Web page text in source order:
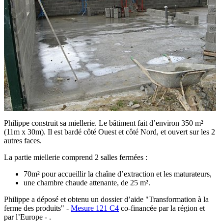
Philippe construit sa miellerie. Le bâtiment fait d’environ 350 m²
(11m x 30m). Il est bardé côté Ouest et côté Nord, et ouvert sur les 2
autres faces.
La partie miellerie comprend 2 salles fermées :
70m² pour accueillir la chaîne d’extraction et les maturateurs,
une chambre chaude attenante, de 25 m².
Philippe a déposé et obtenu un dossier d’aide "Transformation à la
ferme des produits" - Mesure 121 C4 co-financée par la région et
par l’Europe - .